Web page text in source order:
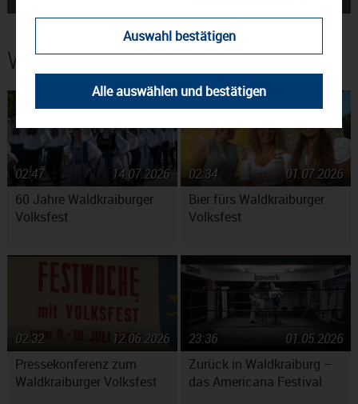
Weitere Beiträge
60 Jahre Waldkraiburger
Volksfest
14.07.2026
02:47
Bier fürs Waldkraiburger
Volksfest
01.07.2026
02:34
Pressekonferenz zum
Waldkraiburger Volksfest
12.06.2026
02:32
Zurück in Waldkraiburg –
das Americana Festival
01.05.2026
23:36
Auswahl bestätigen
Alle auswählen und bestätigen